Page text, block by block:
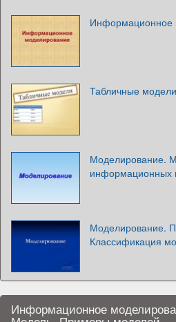
Информационное
Табличные модели
Моделирование.
информационных
Моделирование.
Классификация
Информационное